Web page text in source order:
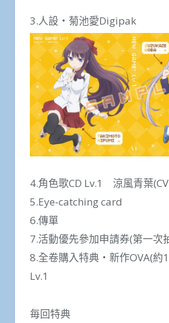
3.人設・菊池愛Digipak
4.角色歌CD Lv.1 涼風青葉
5.Eye-catching card
6.傳單
7.活動優先參加申請券(第一次
8.全卷購入特典・新作OVA(約
Lv.1
毎回特典